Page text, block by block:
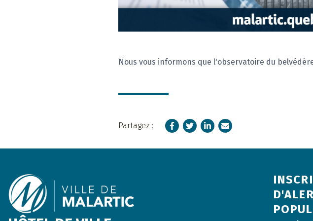
Nous vous informons que l'observatoire du
Partagez : Facebook
TwitterLinkedIn
Courriel